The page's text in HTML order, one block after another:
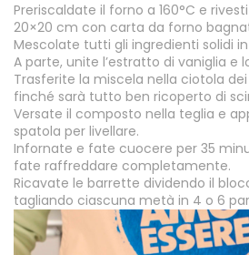
Preriscaldate il forno a 160°C e
20×20 cm con carta da forno
Mescolate tutti gli ingredienti solidi
A parte, unite l’estratto di vaniglia e
Trasferite la miscela nella ciotola
finché sarà tutto ben ricoperto di
Versate il composto nella teglia e
spatola per livellare.
Infornate e fate cuocere per 35
fate raffreddare completamente.
Ricavate le barrette dividendo il
tagliando ciascuna metà in 4 o 6